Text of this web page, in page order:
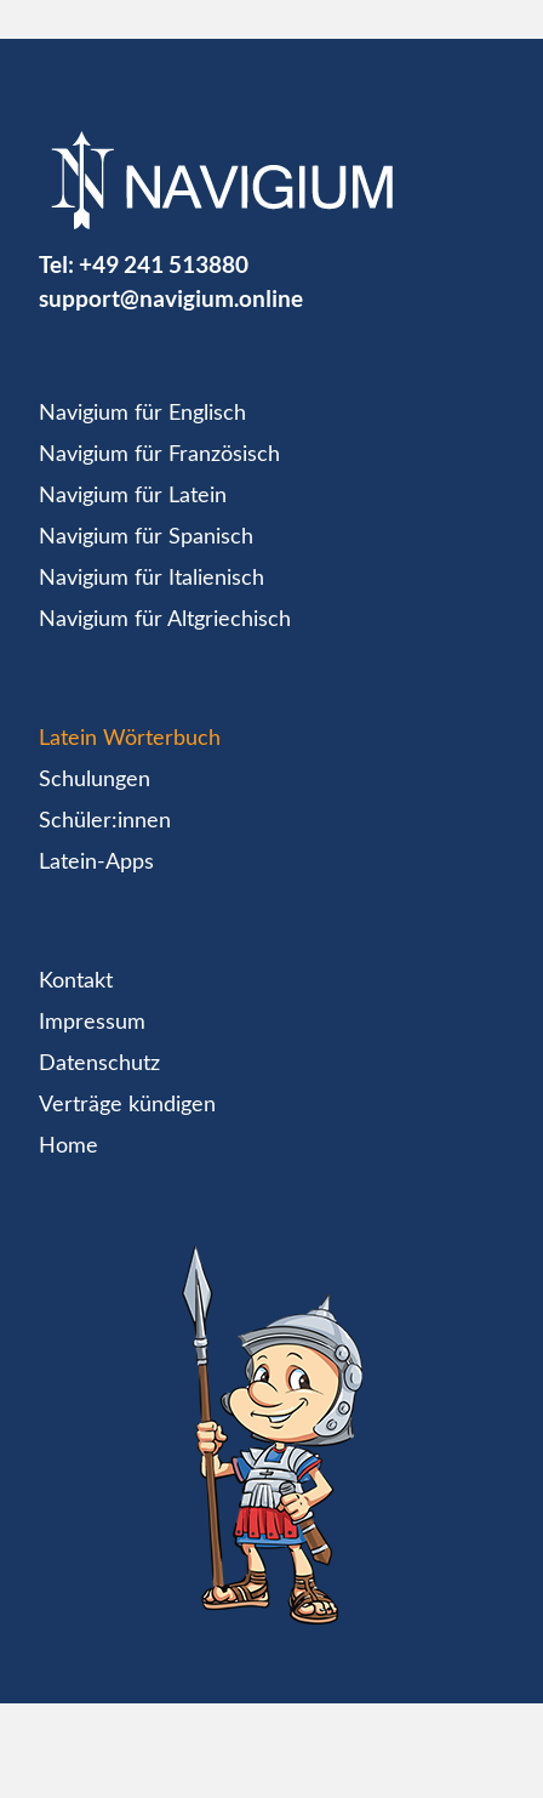
Tel: +49 241 513880
support@navigium.online
Navigium für Englisch
Navigium für Französisch
Navigium für Latein
Navigium für Spanisch
Navigium für Italienisch
Navigium für Altgriechisch
Latein Wörterbuch
Schulungen
Schüler:innen
Latein-Apps
Kontakt
Impressum
Datenschutz
Verträge kündigen
Home